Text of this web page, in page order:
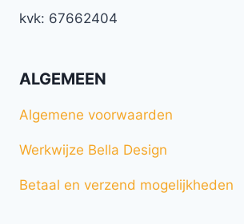
kvk: 67662404
ALGEMEEN
Algemene voorwaarden
Werkwijze Bella Design
Betaal en verzend mogelijkheden